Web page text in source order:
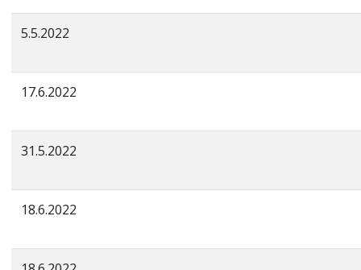
5.5.2022
17.6.2022
31.5.2022
18.6.2022